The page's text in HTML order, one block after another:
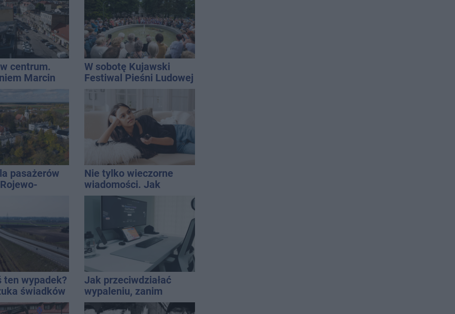
centrum.
Marcin
w błędzie
W sobotę Kujawski
Festiwal Pieśni Ludowej
pasażerów
Nie tylko wieczorne
wiadomości. Jak
mądrze korzystać z
telewizji, żeby być na
bieżąco, ale nie żyć w
informacyjnym chaosie?
ten wypadek?
świadków
Jak przeciwdziałać
wypaleniu, zanim
dopadnie?